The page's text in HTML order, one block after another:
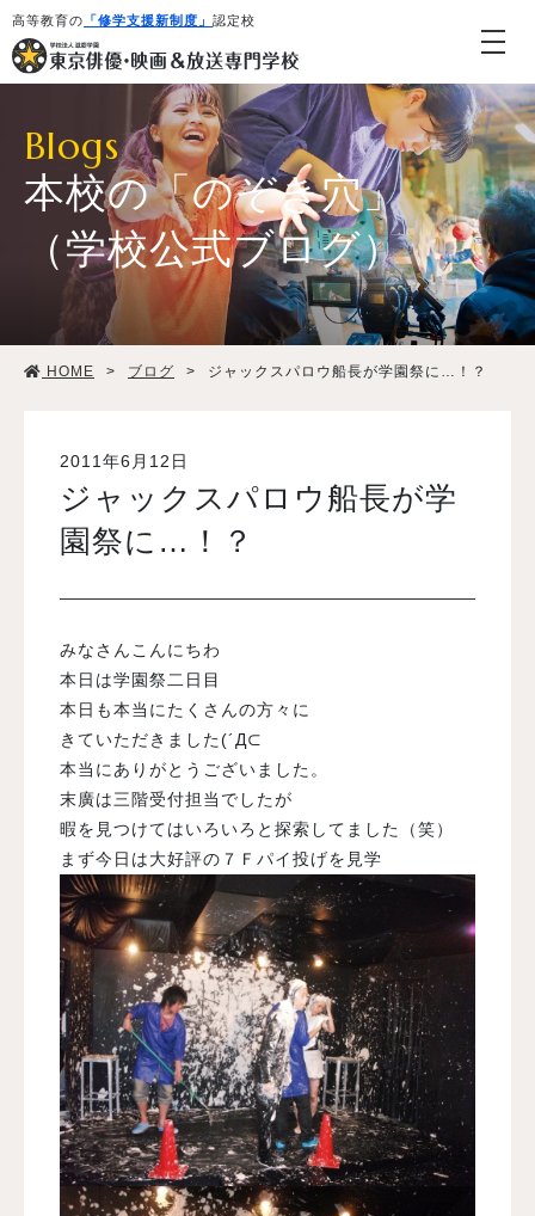
高等教育の 「修学支援新制度」 認定校
学校紹介・教育システム
学生生活
就職・デビュー
入試案内
学校情報
オープンキャンパス
訪問者別メニュー
Blogs
本校の「のぞき穴」
（学校公式ブログ）
HOME > ブログ > ジャックスパロウ船長が学園祭に…！？
2011年6月12日
ジャックスパロウ船長が学
園祭に…！？
みなさんこんにちわ
本日は学園祭二日目
本日も本当にたくさんの方々に
きていただきました(´Д⊂
本当にありがとうございました。
末廣は三階受付担当でしたが
暇を見つけてはいろいろと探索してました（笑）
まず今日は大好評の７Ｆパイ投げを見学